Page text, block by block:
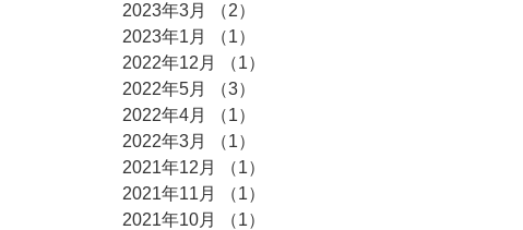
2023年3月
（2）
2023年1月
（1）
2022年12月
（1）
2022年5月
（3）
2022年4月
（1）
2022年3月
（1）
2021年12月
（1）
2021年11月
（1）
2021年10月
（1）